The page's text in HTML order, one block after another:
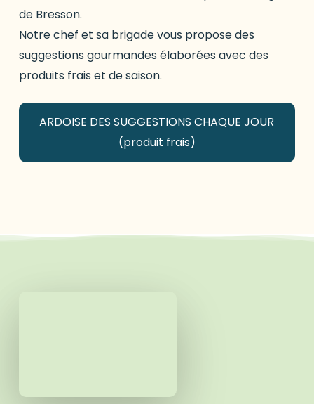
de Bresson.
Notre chef et sa brigade vous propose des
suggestions gourmandes élaborées avec des
produits frais et de saison.
ARDOISE DES SUGGESTIONS CHAQUE JOUR
(produit frais)